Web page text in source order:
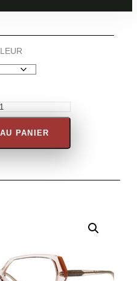
PANIER